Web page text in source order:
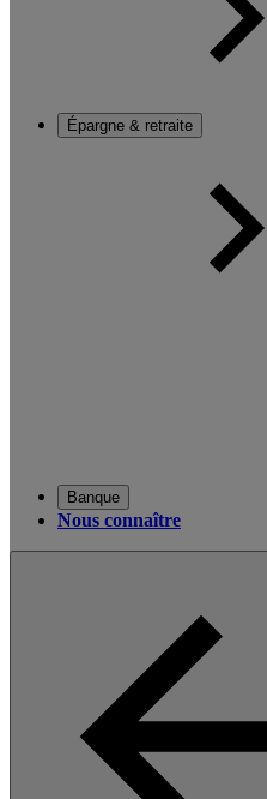
Épargne & retraite
Banque
Nous connaître